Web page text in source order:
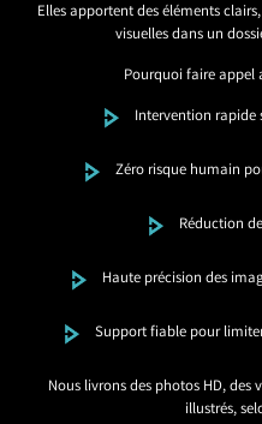
Elles apportent des éléments
visuelles dans un
Pourquoi faire appel
Intervention rapide
Zéro risque humain
Réduction
Haute précision des
Support fiable pour
Nous livrons des photos HD, des
illustrés,